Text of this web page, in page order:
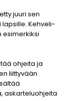
juuri sen
lapsille. Kehveli-
esimerkiksi
ohjeita ja
liittyvään
askarteluohjeita